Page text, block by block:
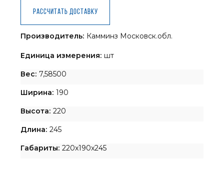
Рассчитать доставку
Производитель: Камминз Московск.обл.
Единица измерения: шт
Вес: 7,58500
Ширина: 190
Высота: 220
Длина: 245
Габариты: 220x190x245